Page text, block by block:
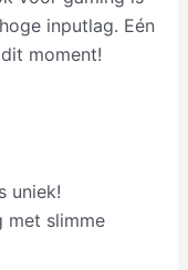
inputlag. Eén
moment!
uniek!
met slimme